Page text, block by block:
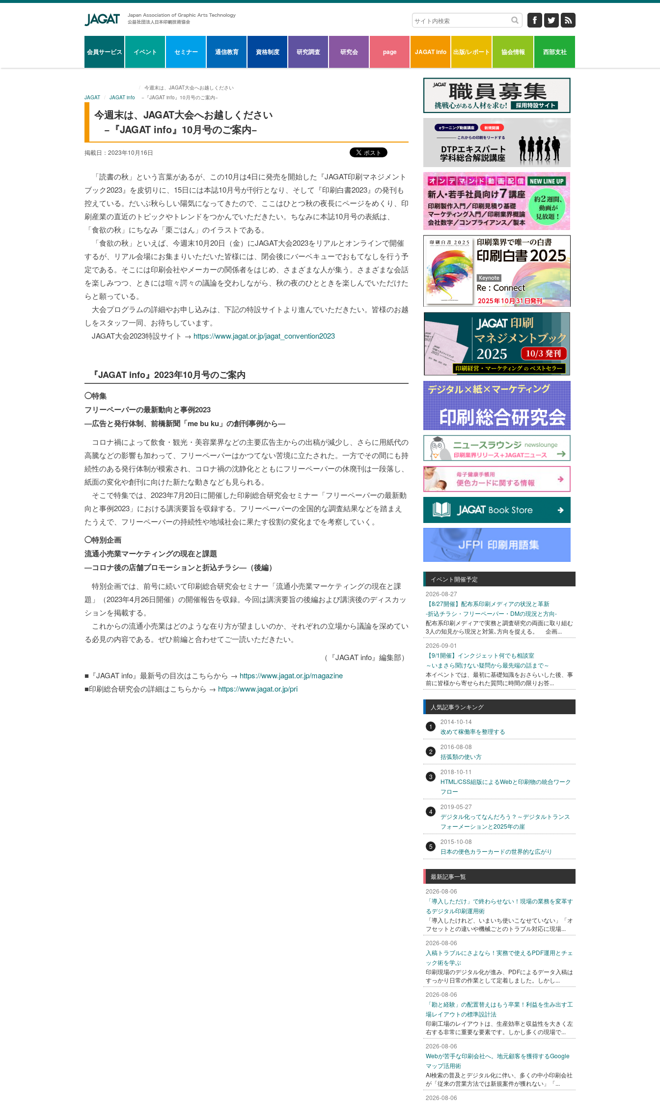
会員サービス イベント セミナー 通信教育 資格制度 研究調査 研究会 page JAGAT info 出版/レポート 協会情報 西部支社
JAGAT JAGAT info
今週末は、JAGAT大会へお越しください
−『JAGAT info』10月号のご案内−
今週末は、JAGAT大会へお越しください
−『JAGAT info』10月号のご案内−
掲載日：2023年10月16日
「読書の秋」という言葉があるが、この10月は4日に発売を開始した『JAGAT印刷マネジメント
ブック2023』を皮切りに、15日には本誌10月号が刊行となり、そして『印刷白書2023』の発刊も
控えている。 だいぶ秋らしい陽気になってきたので、ここはひとつ秋の夜長にページをめくり、印
刷産業の直近のトピックやトレンドをつかんでいただきたい。ちなみに本誌10月号の表紙は、
「食欲の秋」にちなみ「栗ごはん」のイラストである。
「食欲の秋」といえば、今週末10月20日（金）にJAGAT大会2023をリアルとオンラインで開催
するが、リアル会場にお集まりいただいた皆様には、閉会後にバーベキューでおもてなしを行う予
定である。そこには印刷会社やメーカーの関係者をはじめ、さまざまな人が集う。さまざまな会話
を楽しみつつ、ときには喧々諤々の議論を交わしながら、秋の夜のひとときを楽しんでいただけた
らと願っている。
大会プログラムの詳細やお申し込みは、下記の特設サイトより進んでいただきたい。皆様のお越
しをスタッフ一同、お待ちしています。
JAGAT大会2023特設サイト → https://www.jagat.or.jp/jagat_convention2023
『JAGAT info』2023年10月号のご案内
◯特集
フリーペーパーの最新動向と事例2023
―広告と発行体制、前橋新聞「me bu ku」の創刊事例から―
コロナ禍によって飲食・観光・美容業界などの主要広告主からの出稿が減少し、さらに用紙代の
高騰などの影響も加わって、フリーペーパーはかつてない苦境に立たされた。一方でその間にも持
続性のある発行体制が模索され、コロナ禍の沈静化とともにフリーペーパーの休廃刊は一段落し、
紙面の変化や創刊に向けた新たな動きなども見られる。
そこで特集では、2023年7月20日に開催した印刷総合研究会セミナー「フリーペーパーの最新動
向と事例2023」における講演要旨を収録する。フリーペーパーの全国的な調査結果などを踏まえ
たうえで、フリーペーパーの持続性や地域社会に果たす役割の変化までを考察していく。
◯特別企画
流通小売業マーケティングの現在と課題
―コロナ後の店舗プロモーションと折込チラシ―（後編）
特別企画では、前号に続いて印刷総合研究会セミナー「流通小売業マーケティングの現在と課
題」（2023年4月26日開催）の開催報告を収録。今回は講演要旨の後編および講演後のディスカッ
ションを掲載する。
これからの流通小売業はどのような在り方が望ましいのか、それぞれの立場から議論を深めてい
る必見の内容である。ぜひ前編と合わせてご一読いただきたい。
（『JAGAT info』編集部）
■『JAGAT info』最新号の目次はこちらから → https://www.jagat.or.jp/magazine
■印刷総合研究会の詳細はこちらから → https://www.jagat.or.jp/pri
イベント開催予定
2026-08-27
【8/27開催】配布系印刷メディアの状況と革新
-折込チラシ・フリーペーパー・DMの現況と方向-
配布系印刷メディアで実務と調査研究の両面に取り組む
3人の知見から現況と対策､方向を捉える。 企画...
2026-09-01
【9/1開催】インクジェット何でも相談室
～いまさら聞けない疑問から最先端の話まで～
本イベントでは、最初に基礎知識をおさらいした後、事
前に皆様から寄せられた質問に時間の限りお答...
人気記事ランキング
1
2014-10-14
改めて稼働率を整理する
2
2016-08-08
括弧類の使い方
3
2018-10-11
HTML/CSS組版によるWebと印刷物の統合ワーク
フロー
4
2019-05-27
デジタル化ってなんだろう？～デジタルトランス
フォーメーションと2025年の崖
5
2015-10-08
日本の便色カラーカードの世界的な広がり
最新記事一覧
2026-08-06
「導入しただけ」で終わらせない！現場の業務を変革す
るデジタル印刷運用術
「導入したけれど、いまいち使いこなせていない」「オ
フセットとの違いや機械ごとのトラブル対応に現場...
2026-08-06
入稿トラブルにさよなら！実務で使えるPDF運用とチェ
ック術を学ぶ
印刷現場のデジタル化が進み、PDFによるデータ入稿は
すっかり日常の作業として定着しました。しかし...
2026-08-06
「勘と経験」の配置替えはもう卒業！利益を生み出す工
場レイアウトの標準設計法
印刷工場のレイアウトは、生産効率と収益性を大きく左
右する非常に重要な要素です。しかし多くの現場で...
2026-08-06
Webが苦手な印刷会社へ。地元顧客を獲得するGoogle
マップ活用術
AI検索の普及とデジタル化に伴い、多くの中小印刷会社
が「従来の営業方法では新規案件が獲れない」「...
2026-08-06